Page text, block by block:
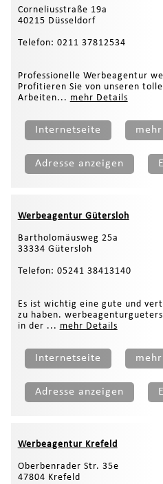
Corneliusstraße 19a
40215 Düsseldorf
Telefon: 0211 37812534
Professionelle Werbeagentur
Profitieren Sie von unseren
Arbeiten... mehr Details
Internetseite
Adresse anzeigen
Werbeagentur Gütersloh
Bartholomäusweg 25a
33334 Gütersloh
Telefon: 05241 38413140
Es ist wichtig eine gute und
zu haben.
in der ... mehr Details
Internetseite
Adresse anzeigen
Werbeagentur Krefeld
Oberbenrader Str. 35e
47804 Krefeld